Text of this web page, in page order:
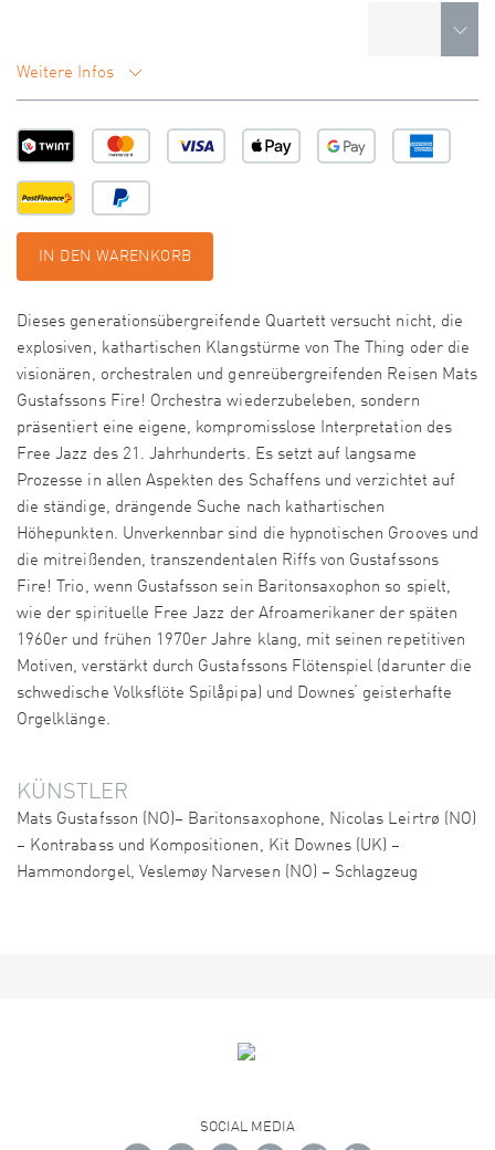
Weitere Infos
IN DEN WARENKORB
Dieses generationsübergreifende Quartett versucht nicht, die
explosiven, kathartischen Klangstürme von The Thing oder die
visionären, orchestralen und genreübergreifenden Reisen Mats
Gustafssons Fire! Orchestra wiederzubeleben, sondern
präsentiert eine eigene, kompromisslose Interpretation des
Free Jazz des 21. Jahrhunderts. Es setzt auf langsame
Prozesse in allen Aspekten des Schaffens und verzichtet auf
die ständige, drängende Suche nach kathartischen
Höhepunkten. Unverkennbar sind die hypnotischen Grooves und
die mitreißenden, transzendentalen Riffs von Gustafssons
Fire! Trio, wenn Gustafsson sein Baritonsaxophon so spielt,
wie der spirituelle Free Jazz der Afroamerikaner der späten
1960er und frühen 1970er Jahre klang, mit seinen repetitiven
Motiven, verstärkt durch Gustafssons Flötenspiel (darunter die
schwedische Volksflöte Spilåpipa) und Downes‘ geisterhafte
Orgelklänge.
KÜNSTLER
Mats Gustafsson (NO)– Baritonsaxophone, Nicolas Leirtrø (NO)
– Kontrabass und Kompositionen, Kit Downes (UK) –
Hammondorgel, Veslemøy Narvesen (NO) – Schlagzeug
SOCIAL MEDIA